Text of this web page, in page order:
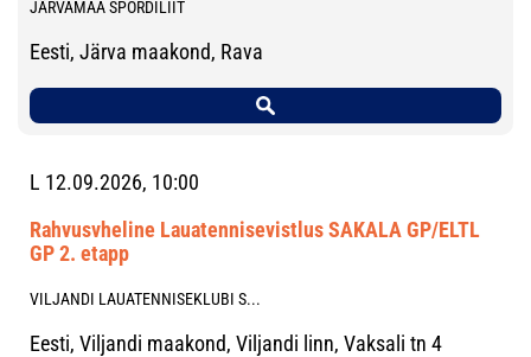
JÄRVAMAA SPORDILIIT
Eesti, Järva maakond, Rava
L 12.09.2026, 10:00
Rahvusvheline Lauatennisevistlus SAKALA GP/ELTL
GP 2. etapp
VILJANDI LAUATENNISEKLUBI S...
Eesti, Viljandi maakond, Viljandi linn, Vaksali tn 4